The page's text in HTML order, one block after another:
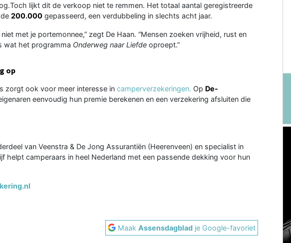
lijkt dit de verkoop niet te remmen. Het totaal aantal geregistreerde
200.000 gepasseerd, een verdubbeling in slechts acht jaar.
met je portemonnee,” zegt De Haan. “Mensen zoeken vrijheid, rust en
wat het programma Onderweg naar Liefde oproept.”
op
zorgt ook voor meer interesse in camperverzekeringen. Op De-
eenvoudig hun premie berekenen en een verzekering afsluiten die
van Veenstra & De Jong Assurantiën (Heerenveen) en specialist in
helpt camperaars in heel Nederland met een passende dekking voor hun
MaakAssensdagblad je Google-favoriet